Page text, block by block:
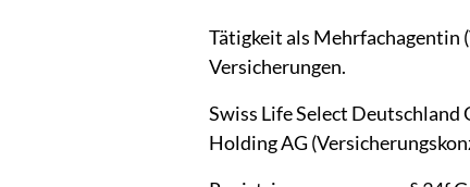
Tätigkeit als Mehrfachagentin
Versicherungen.
Swiss Life Select Deutschland
Holding AG